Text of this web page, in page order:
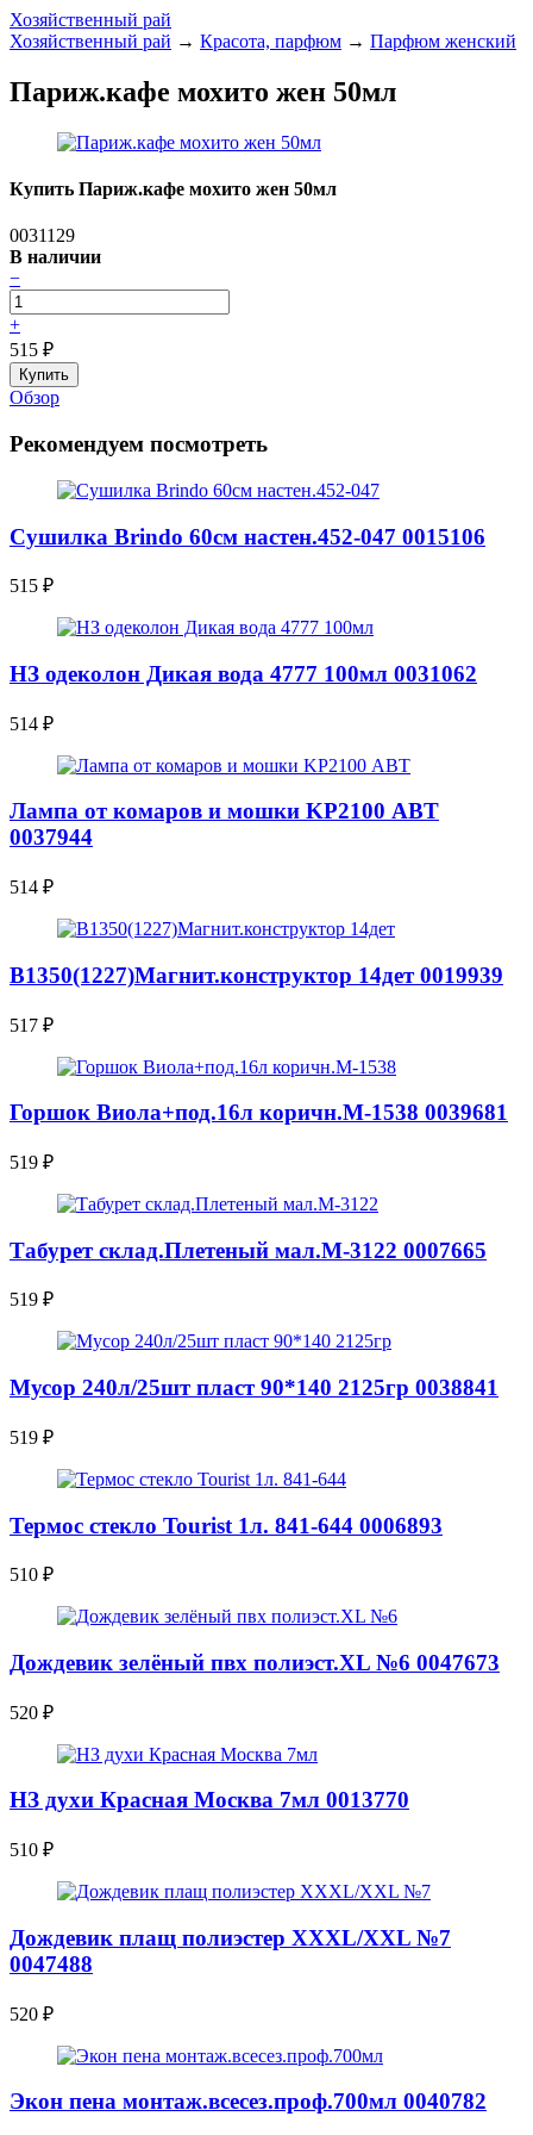
Хозяйственный рай
Хозяйственный рай → Красота, парфюм → Парфюм женский
Париж.кафе мохито жен 50мл
Купить Париж.кафе мохито жен 50мл
0031129
В наличии
−
+
515 ₽
Обзор
Рекомендуем посмотреть
Сушилка Brindo 60см настен.452-047 0015106
515 ₽
НЗ одеколон Дикая вода 4777 100мл 0031062
514 ₽
Лампа от комаров и мошки KP2100 АВТ
0037944
514 ₽
В1350(1227)Магнит.конструктор 14дет 0019939
517 ₽
Горшок Виола+под.16л коричн.М-1538 0039681
519 ₽
Табурет склад.Плетеный мал.М-3122 0007665
519 ₽
Мусор 240л/25шт пласт 90*140 2125гр 0038841
519 ₽
Термос стекло Tourist 1л. 841-644 0006893
510 ₽
Дождевик зелёный пвх полиэст.XL №6 0047673
520 ₽
НЗ духи Красная Москва 7мл 0013770
510 ₽
Дождевик плащ полиэстер XXXL/XXL №7
0047488
520 ₽
Экон пена монтаж.всесез.проф.700мл 0040782